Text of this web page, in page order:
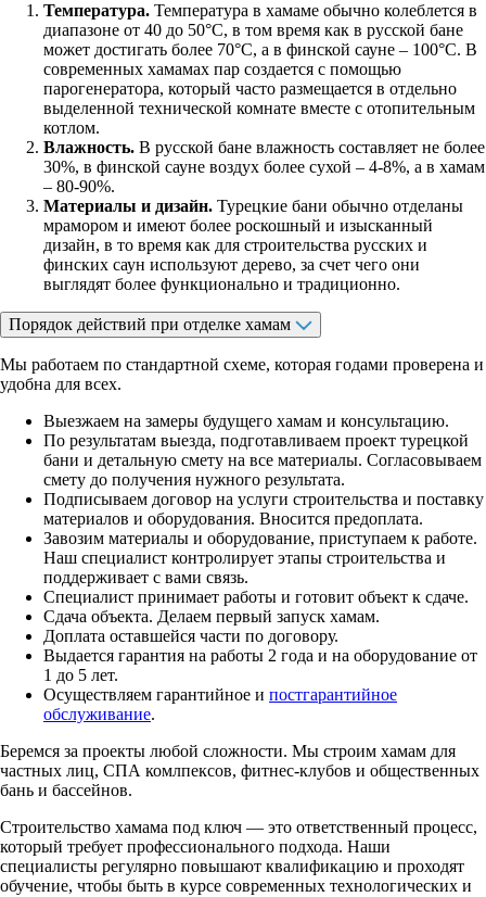
Температура. Температура в хамаме обычно колеблется в
диапазоне от 40 до 50°C, в том время как в русской бане
может достигать более 70°C, а в финской сауне – 100°C. В
современных хамамах пар создается с помощью
парогенератора, который часто размещается в отдельно
выделенной технической комнате вместе с отопительным
котлом.
Влажность. В русской бане влажность составляет не более
30%, в финской сауне воздух более сухой – 4-8%, а в хамам
– 80-90%.
Материалы и дизайн. Турецкие бани обычно отделаны
мрамором и имеют более роскошный и изысканный
дизайн, в то время как для строительства русских и
финских саун используют дерево, за счет чего они
выглядят более функционально и традиционно.
Порядок действий при отделке хамам
Мы работаем по стандартной схеме, которая годами проверена и
удобна для всех.
Выезжаем на замеры будущего хамам и консультацию.
По результатам выезда, подготавливаем проект турецкой
бани и детальную смету на все материалы. Согласовываем
смету до получения нужного результата.
Подписываем договор на услуги строительства и поставку
материалов и оборудования. Вносится предоплата.
Завозим материалы и оборудование, приступаем к работе.
Наш специалист контролирует этапы строительства и
поддерживает с вами связь.
Специалист принимает работы и готовит объект к сдаче.
Сдача объекта. Делаем первый запуск хамам.
Доплата оставшейся части по договору.
Выдается гарантия на работы 2 года и на оборудование от
1 до 5 лет.
Осуществляем гарантийное и постгарантийное
обслуживание.
Беремся за проекты любой сложности. Мы строим хамам для
частных лиц, СПА комлпексов, фитнес-клубов и общественных
бань и бассейнов.
Строительство хамама под ключ — это ответственный процесс,
который требует профессионального подхода. Наши
специалисты регулярно повышают квалификацию и проходят
обучение, чтобы быть в курсе современных технологических и